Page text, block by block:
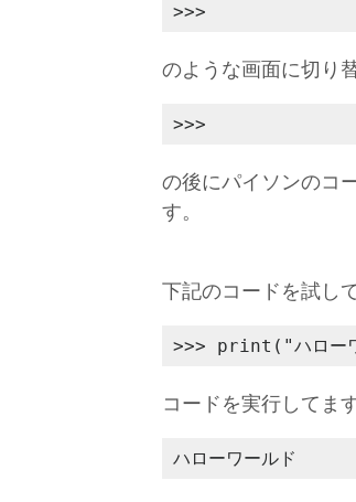
>>>
のような画面に切り
>>>
の後にパイソンのコ
す。
下記のコードを試し
>>> print("ハロー
コードを実行してま
ハローワールド